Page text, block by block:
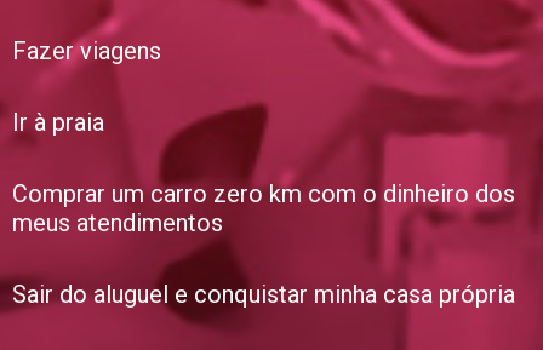
Fazer viagens
Ir à praia
Comprar um carro zero km com o dinheiro dos
meus atendimentos
Sair do aluguel e conquistar minha casa própria